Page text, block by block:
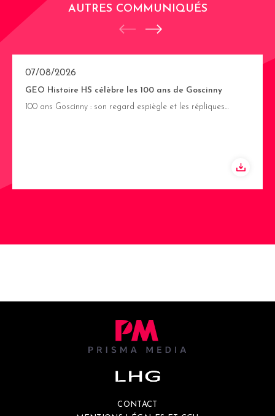
AUTRES COMMUNIQUÉS
07/08/2026
GEO Histoire HS célèbre les 100 ans de Goscinny
100 ans Goscinny : son regard espiègle et les répliques…
CONTACT